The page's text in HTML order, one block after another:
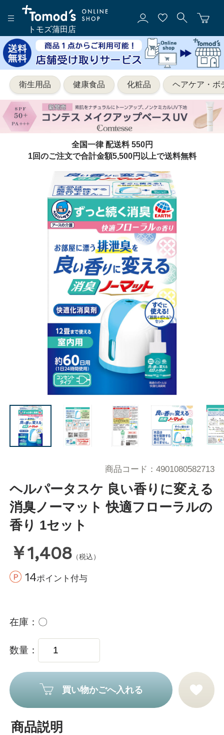
トモズ蒲田店
衛生用品 健康食品 化粧品 ヘアケア・ボ
全国一律 配送料 550円
1回のご注文で合計金額5,500円以上で送料無料
ヘルパータスケ 良い香りに変える
消臭ノーマット 快適フローラルの
香り 1セット
￥1,408 （税込）
14ポイント付与
商品コード 4901080582713
在庫 〇
数量
買い物かごへ入れる
商品説明